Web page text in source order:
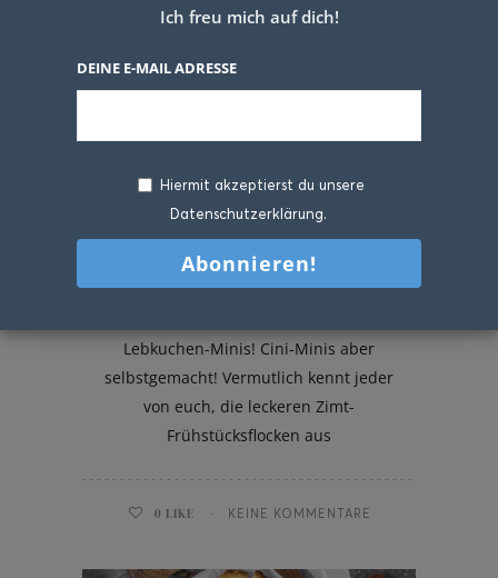
Lebkuchen-Minis
Weihnachten steht vor der Tür.. und
auch auf dem Frühstückstisch. Wie? Na
Lebkuchen-Minis! Cini-Minis aber
selbstgemacht! Vermutlich kennt jeder
von euch, die leckeren Zimt-
Frühstücksflocken aus
0 LIKE KEINE KOMMENTARE
Ich freu mich auf dich!
DEINE E-MAIL ADRESSE
Hiermit akzeptierst du unsere
Datenschutzerklärung.